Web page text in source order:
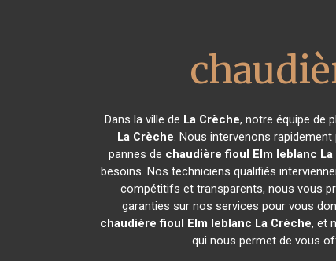
Dans la ville de La Crèche, notre équipe de
La Crèche. Nous intervenons
pannes de chaudière fioul Elm leblanc
besoins. Nos techniciens qualifiés
compétitifs et transparents, nous vous
garanties sur nos services pour vous
chaudière fioul Elm leblanc La Crèche, et
qui nous permet de vous